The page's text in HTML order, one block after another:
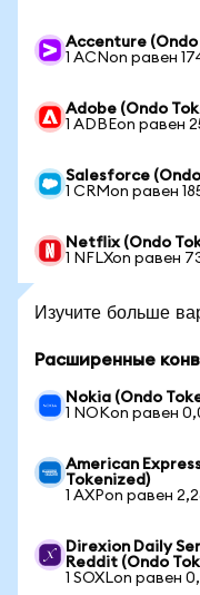
Accenture
1 ACNon равен
Adobe (Ondo
1 ADBEon равен
Salesforce
1 CRMon равен
Netflix (Ondo
1 NFLXon равен
Изучите больше
Расширенные
Nokia (Ondo
1 NOKon равен
American
Tokenized)
1 AXPon равен
Direxion Daily
Reddit (Ondo
1 SOXLon равен